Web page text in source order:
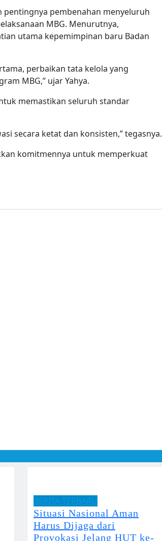
pentingnya pembenahan menyeluruh
MBG. Menurutnya,
utama kepemimpinan baru Badan
perbaikan tata kelola yang
MBG,” ujar Yahya.
memastikan seluruh standar
secara ketat dan konsisten,” tegasnya.
komitmennya untuk memperkuat
Situasi Nasional Aman
Harus Dijaga dari
Provokasi Jelang HUT ke-